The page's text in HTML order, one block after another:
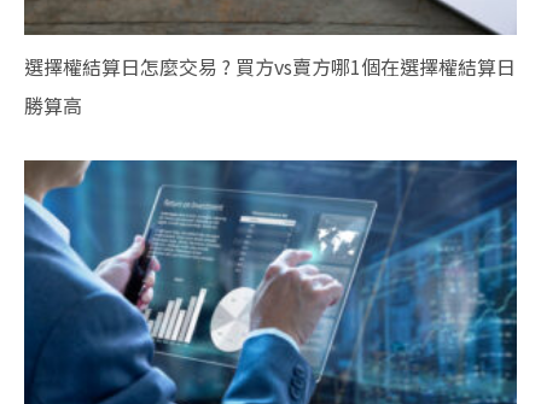
選擇權結算日怎麼交易 ? 買方vs賣方哪1個在選擇權結算日
勝算高